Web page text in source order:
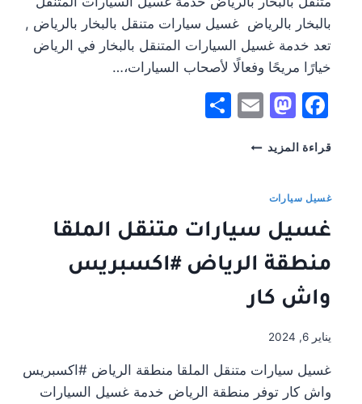
بالبخار بالرياض غسيل سيارات متنقل بالبخار بالرياض ,
تعد خدمة غسيل السيارات المتنقل بالبخار في الرياض
خيارًا مريحًا وفعالًا لأصحاب السيارات،…
Facebook
Mastodon
Email
Share
قراءة المزيد غسيل
غسيل سيارات
غسيل سيارات متنقل الملقا
منطقة الرياض #اكسبريس
واش كار
يناير 6, 2024
غسيل سيارات متنقل الملقا منطقة الرياض #اكسبريس
واش كار توفر منطقة الرياض خدمة غسيل السيارات